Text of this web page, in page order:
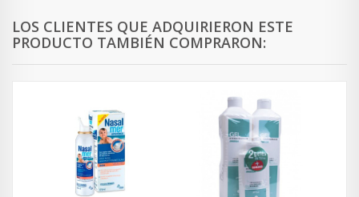
LOS CLIENTES QUE ADQUIRIERON ESTE
PRODUCTO TAMBIÉN COMPRARON: